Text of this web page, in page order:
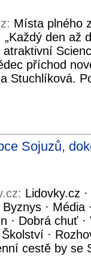
Místa plného
„Každý den až
atraktivní
příchod
Stuchlíková.
Sojuzů,
Lidovky.cz
Byznys ·
· Dobrá chuť
·
cestě by se